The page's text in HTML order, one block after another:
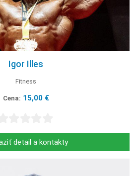
Igor Illes
Fitness
Cena: 15,00 €
detail a kontakty